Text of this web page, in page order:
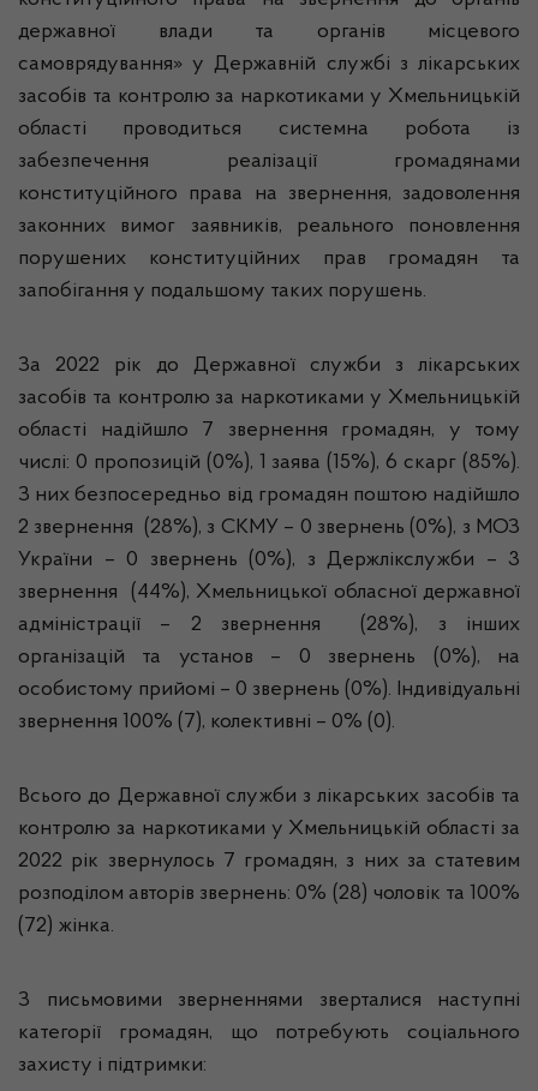
державної влади та органів місцевого
самоврядування» у Державній службі з лікарських
засобів та контролю за наркотиками у Хмельницькій
області проводиться системна робота із
забезпечення реалізації громадянами
конституційного права на звернення, задоволення
законних вимог заявників, реального поновлення
порушених конституційних прав громадян та
запобігання у подальшому таких порушень.
За 2022 рік до Державної служби з лікарських
засобів та контролю за наркотиками у Хмельницькій
області надійшло 7 звернення громадян, у тому
числі: 0 пропозицій (0%), 1 заява (15%), 6 скарг (85%).
З них безпосередньо від громадян поштою надійшло
2 звернення (28%), з СКМУ – 0 звернень (0%), з МОЗ
України – 0 звернень (0%), з Держлікслужби – 3
звернення (44%), Хмельницької обласної державної
адміністрації – 2 звернення (28%), з інших
організацій та установ – 0 звернень (0%), на
особистому прийомі – 0 звернень (0%). Індивідуальні
звернення 100% (7), колективні – 0% (0).
Всього до Державної служби з лікарських засобів та
контролю за наркотиками у Хмельницькій області за
2022 рік звернулось 7 громадян, з них за статевим
розподілом авторів звернень: 0% (28) чоловік та 100%
(72) жінка.
З письмовими зверненнями зверталися наступні
категорії громадян, що потребують соціального
захисту і підтримки: